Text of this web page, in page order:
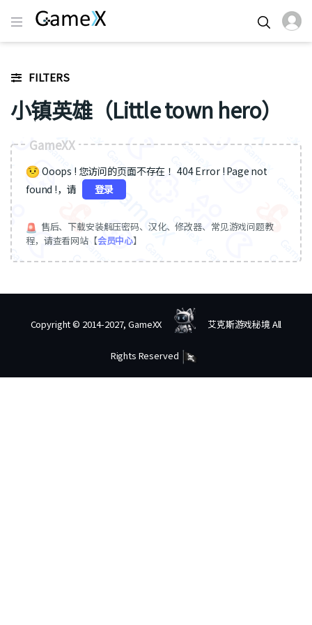
FILTERS
小镇英雄（Little town hero）
GameXX
Ooops ! 您访问的页面不存在 ！404 Error ! Page not
found !，请
登录
售后、下载安装解压密码、汉化、修改器、常见游戏问题教
程，请查看网站【会员中心】
Copyright © 2014-2027, GameXX 艾克斯游戏秘境 All
Rights Reserved